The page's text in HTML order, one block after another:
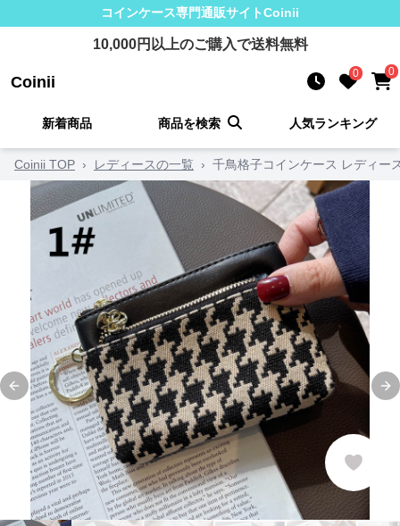
コインケース専門通販サイトCoinii
10,000円以上のご購入で送料無料
Coinii 0 0
新着商品 商品を検索 人気ランキング
Coinii TOP › レディースの一覧 › 千鳥格子コインケース レディー
Previous slide